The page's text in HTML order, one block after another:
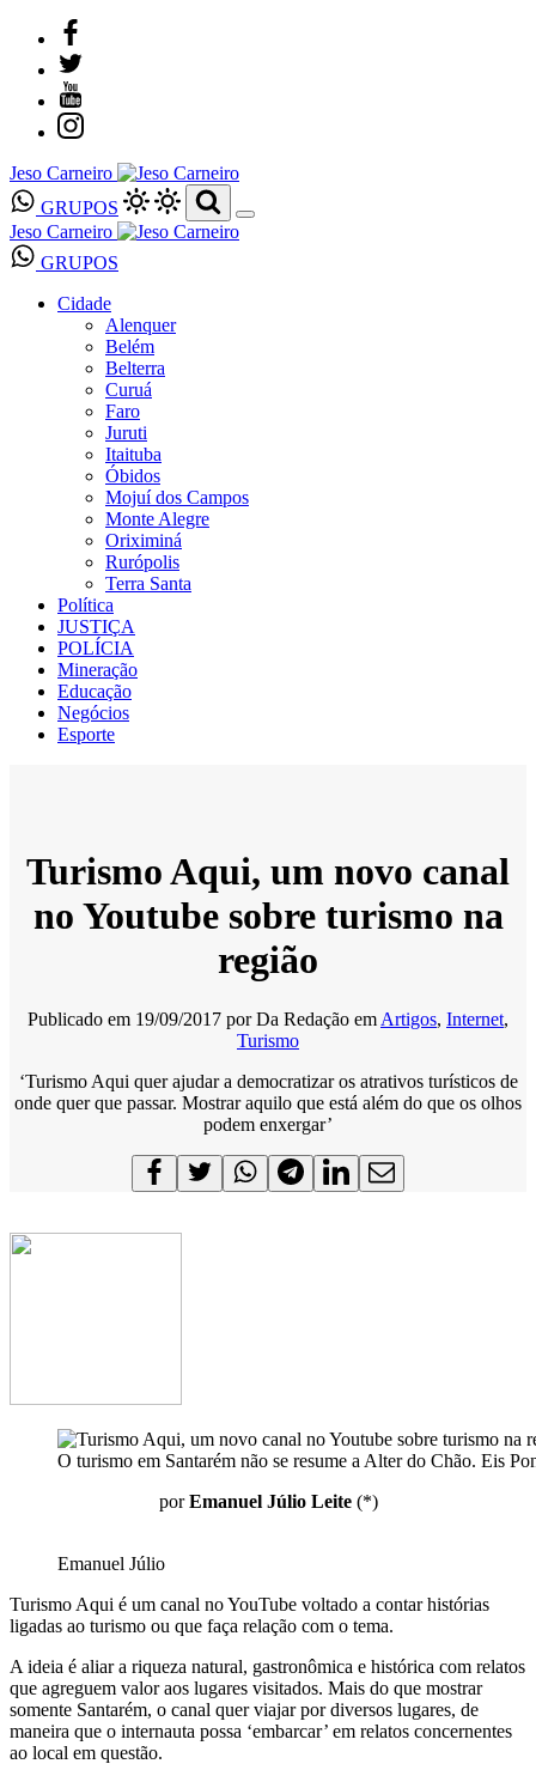
Jeso Carneiro
GRUPOS
Jeso Carneiro
GRUPOS
Cidade
Alenquer
Belém
Belterra
Curuá
Faro
Juruti
Itaituba
Óbidos
Mojuí dos Campos
Monte Alegre
Oriximiná
Rurópolis
Terra Santa
Política
JUSTIÇA
POLÍCIA
Mineração
Educação
Negócios
Esporte
Turismo Aqui, um novo canal
no Youtube sobre turismo na
região
Publicado em 19/09/2017 porDa Redação em Artigos, Internet,
Turismo
‘Turismo Aqui quer ajudar a democratizar os atrativos turísticos de
onde quer que passar. Mostrar aquilo que está além do que os olhos
podem enxergar’
O turismo em Santarém não se resume a Alter do Chão. Eis
porEmanuel Júlio Leite(*)
Emanuel Júlio
Turismo Aqui é um canal no YouTube voltado a contar histórias
ligadas ao turismo ou que faça relação com o tema.
A ideia é aliar a riqueza natural, gastronômica e histórica com relatos
que agreguem valor aos lugares visitados. Mais do que mostrar
somente Santarém, o canal quer viajar por diversos lugares, de
maneira que o internauta possa ‘embarcar’ em relatos concernentes
ao local em questão.